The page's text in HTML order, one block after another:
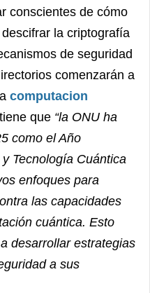
conscientes de cómo
la criptografía
de seguridad
comenzarán a
computacion
que “la ONU ha
como el Año
Tecnología Cuántica
enfoques para
las capacidades
cuántica. Esto
desarrollar estrategias
a sus